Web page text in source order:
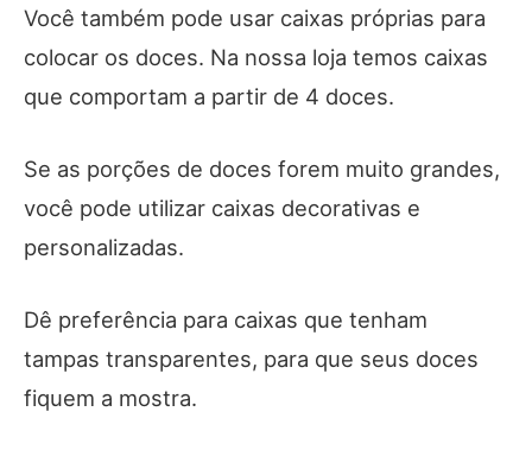
Você também pode usar caixas próprias para
colocar os doces. Na nossa loja temos caixas
que comportam a partir de 4 doces.
Se as porções de doces forem muito grandes,
você pode utilizar caixas decorativas e
personalizadas.
Dê preferência para caixas que tenham
tampas transparentes, para que seus doces
fiquem a mostra.